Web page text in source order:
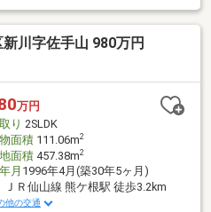
川字佐手山 980万円
万円
り 2SLDK
面積111.06m2
面積457.38m2
月 1996年4月(築30年5ヶ月)
ＪＲ仙山線 熊ケ根駅 徒歩3.2km
他の交通